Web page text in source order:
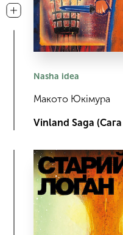
Nasha idea
Макото Юкімура
Vinland Saga